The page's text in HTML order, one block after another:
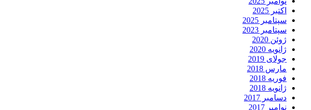
اکتبر 2025
سپتامبر 2025
سپتامبر 2023
ژوئن 2020
ژانویه 2020
جولای 2019
مارس 2018
فوریه 2018
ژانویه 2018
دسامبر 2017
نوامبر 2017